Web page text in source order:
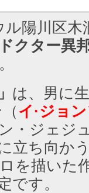
陽川区木
ドクター異
は、男に
イ·ジョ
・ジェジ
立ち向か
を描いた
です。